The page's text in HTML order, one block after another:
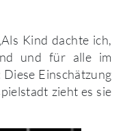
Kind dachte ich,
und für alle im
Einschätzung
zieht es sie